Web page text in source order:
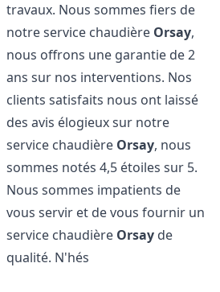
travaux. Nous sommes fiers de
notre service chaudière Orsay,
nous offrons une garantie de 2
ans sur nos interventions. Nos
clients satisfaits nous ont laissé
des avis élogieux sur notre
service chaudière Orsay, nous
sommes notés 4,5 étoiles sur 5.
Nous sommes impatients de
vous servir et de vous fournir un
service chaudière Orsay de
qualité. N'hés